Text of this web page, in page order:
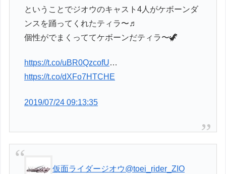
ということでジオウのキャスト4人がケボーンダ
ンスを踊ってくれたティラ〜♬
個性がでまくっててケボーンだティラ〜🦖
https://t.co/uBR0QzcofU…
https://t.co/dXFo7HTCHE
2019/07/24 09:13:35
仮面ライダージオウ@toei_rider_ZIO